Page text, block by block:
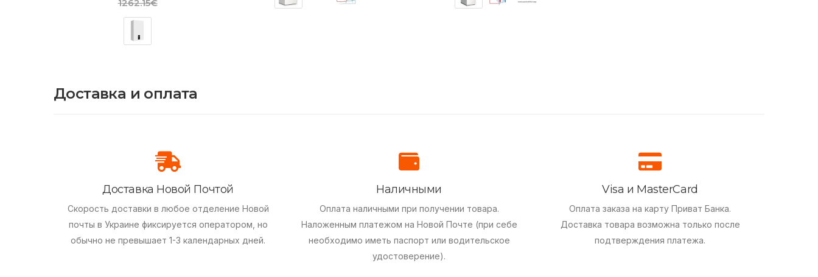
1262.15€
Доставка и оплата
Доставка Новой Почтой
Скорость доставки в любое отделение Новой
почты в Украине фиксируется оператором, но
обычно не превышает 1-3 календарных дней.
Наличными
Оплата наличными при получении товара.
Наложенным платежом на Новой Почте (при себе
необходимо иметь паспорт или водительское
удостоверение).
Visa и MasterCard
Оплата заказа на карту Приват Банка.
Доставка товара возможна только после
подтверждения платежа.